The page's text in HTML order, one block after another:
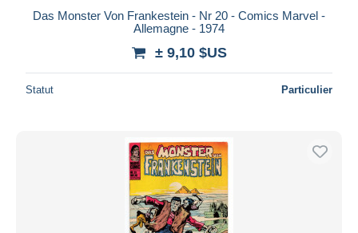
Das Monster Von Frankestein - Nr 20 - Comics Marvel -
Allemagne - 1974
± 9,10 $US
Statut Particulier